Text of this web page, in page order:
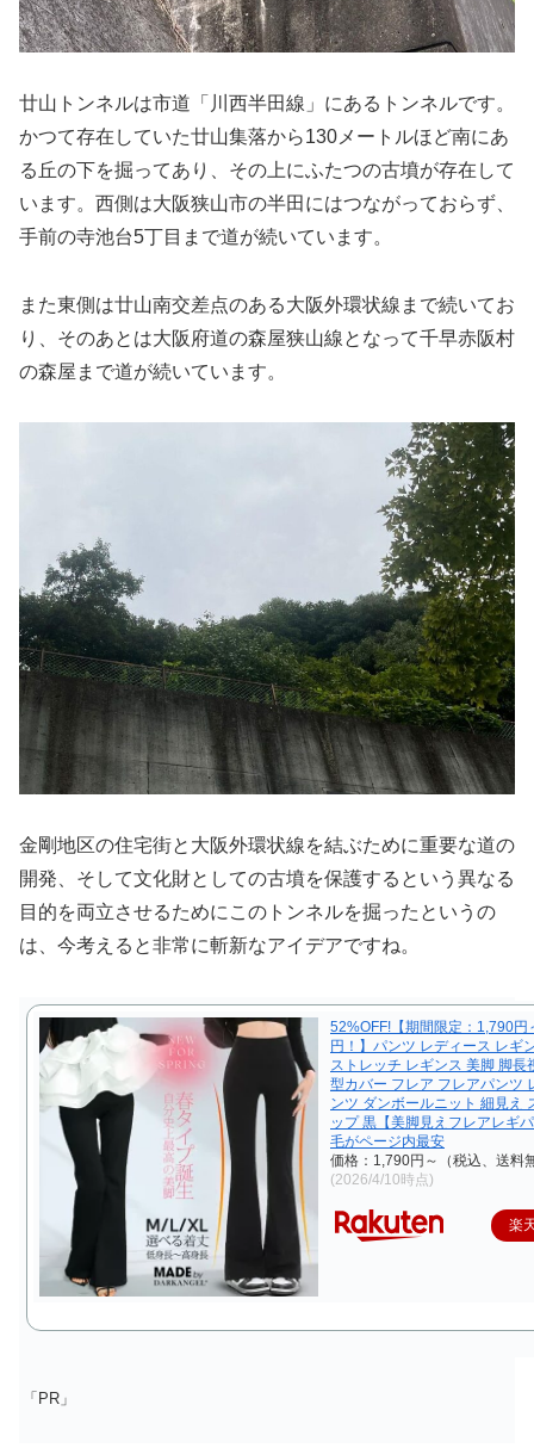
廿山トンネルは市道「川西半田線」にあるトンネルです。
かつて存在していた廿山集落から130メートルほど南にあ
る丘の下を掘ってあり、その上にふたつの古墳が存在して
います。西側は大阪狭山市の半田にはつながっておらず、
手前の寺池台5丁目まで道が続いています。
また東側は廿山南交差点のある大阪外環状線まで続いてお
り、そのあとは大阪府道の森屋狭山線となって千早赤阪村
の森屋まで道が続いています。
金剛地区の住宅街と大阪外環状線を結ぶために重要な道の
開発、そして文化財としての古墳を保護するという異なる
目的を両立させるためにこのトンネルを掘ったというの
は、今考えると非常に斬新なアイデアですね。
52%OFF!【期間限定：1,790円
円！】パンツ レディース レギ
ストレッチ レギンス 美脚 脚長
型カバー フレア フレアパンツ
ンツ ダンボールニット 細見え
ップ 黒【美脚見えフレアレギ
毛がページ内最安
価格：1,790円～（税込、送料
(2026/4/10時点)
楽
「PR」